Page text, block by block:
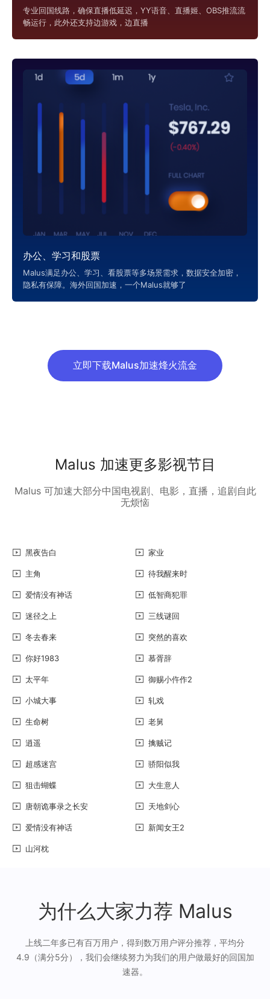
专业回国线路，确保直播低延迟，YY语音、直播姬、OBS推流流
畅运行，此外还支持边游戏，边直播
办公、学习和股票
Malus满足办公、学习、看股票等多场景需求，数据安全加密，
隐私有保障。海外回国加速，一个Malus就够了
立即下载Malus加速烽火流金
Malus 加速更多影视节目
Malus 可加速大部分中国电视剧、电影，直播，追剧自此
无烦恼
黑夜告白 家业
主角 待我醒来时
爱情没有神话 低智商犯罪
迷径之上 三线谜回
冬去春来 突然的喜欢
你好1983 慕胥辞
太平年 御赐小仵作2
小城大事 轧戏
生命树 老舅
逍遥 擒贼记
超感迷宫 骄阳似我
狙击蝴蝶 大生意人
唐朝诡事录之长安 天地剑心
爱情没有神话 新闻女王2
山河枕
为什么大家力荐 Malus
上线二年多已有百万用户，得到数万用户评分推荐，平均分
4.9（满分5分），我们会继续努力为我们的用户做最好的回国加
速器。